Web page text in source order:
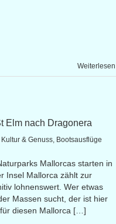
Weiterlesen
Elm nach Dragonera
& Genuss, Bootsausflüge
Mallorcas starten in
Insel Mallorca zählt zur
lohnenswert. Wer etwas
Massen sucht, der ist hier
diesen Mallorca […]